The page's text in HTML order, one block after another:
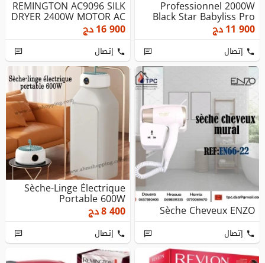
Professionnel 2000W
Black Star Babyliss Pro
BAB6200E مجف...
11 900دج
إتصال
REMINGTON AC9096 SILK
DRYER 2400W MOTOR AC
مجفف الشعر
16 900دج
إتصال
Sèche Cheveux ENZO
إتصال
Sèche-Linge Électrique
Portable 600W
8 400دج
إتصال